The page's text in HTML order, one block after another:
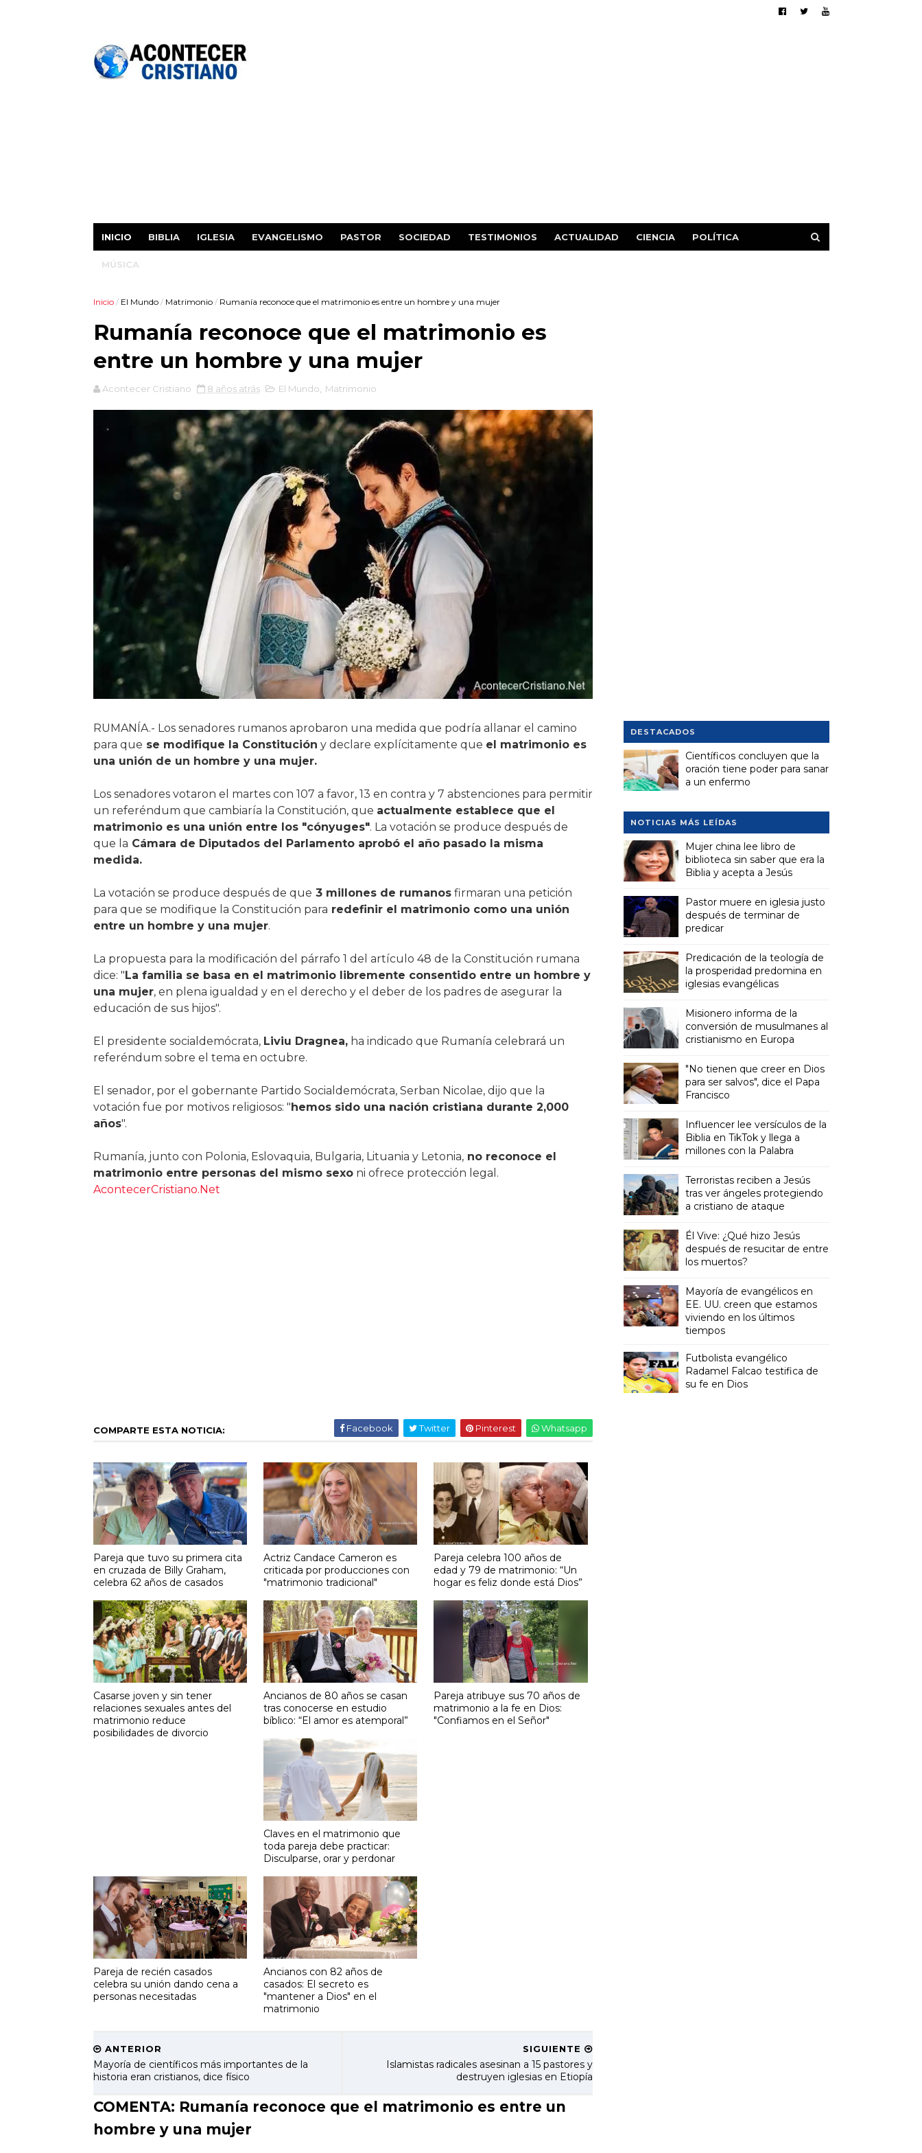
INICIO BIBLIA IGLESIA EVANGELISMO PASTOR SOCIEDAD TESTIMONIOS ACTUALIDAD CIENCIA POLÍTICA
MÚSICA
Inicio / El Mundo / Matrimonio / Rumanía reconoce que el matrimonio es entre un hombre y una mujer
Rumanía reconoce que el matrimonio es
entre un hombre y una mujer
Acontecer Cristiano 8 años atrás El Mundo Matrimonio
RUMANÍA.- Los senadores rumanos aprobaron una medida que podría allanar el camino
para que se modifique la Constitución y declare explícitamente que el matrimonio es
una unión de un hombre y una mujer.
Los senadores votaron el martes con 107 a favor, 13 en contra y 7 abstenciones para permitir
un referéndum que cambiaría la Constitución, que actualmente establece que el
matrimonio es una unión entre los "cónyuges". La votación se produce después de
que la Cámara de Diputados del Parlamento aprobó el año pasado la misma
medida.
La votación se produce después de que 3 millones de rumanosfirmaran una petición
para que se modifique la Constitución para redefinir el matrimonio como una unión
entre un hombre y una mujer.
La propuesta para la modificación del párrafo 1 del artículo 48 de la Constitución rumana
dice: " La familia se basa en el matrimonio libremente consentido entre un hombre y
una mujer, en plena igualdad y en el derecho y el deber de los padres de asegurar la
educación de sus hijos".
El presidente socialdemócrata, Liviu Dragnea,ha indicado que Rumanía celebrará un
referéndum sobre el tema en octubre.
El senador, por el gobernante Partido Socialdemócrata, Serban Nicolae, dijo que la
votación fue por motivos religiosos: " hemos sido una nación cristiana durante 2,000
años".
Rumanía, junto con Polonia, Eslovaquia, Bulgaria, Lituania y Letonia,no reconoce el
matrimonio entre personas del mismo sexoni ofrece protección legal.
AcontecerCristiano.Net
COMPARTE ESTA NOTICIA: Facebook Twitter Pinterest Whatsapp
Pareja que tuvo su primera cita
en cruzada de Billy Graham,
celebra 62 años de casados
Actriz Candace Cameron es
criticada por producciones con
"matrimonio tradicional"
Pareja celebra 100 años de
edad y 79 de matrimonio: “Un
hogar es feliz donde está Dios”
Casarse joven y sin tener
relaciones sexuales antes del
matrimonio reduce
posibilidades de divorcio
Ancianos de 80 años se casan
tras conocerse en estudio
bíblico: “El amor es atemporal”
Pareja atribuye sus 70 años de
matrimonio a la fe en Dios:
"Confiamos en el Señor"
Claves en el matrimonio que
toda pareja debe practicar:
Disculparse, orar y perdonar
Pareja de recién casados
celebra su unión dando cena a
personas necesitadas
Ancianos con 82 años de
casados: El secreto es
"mantener a Dios" en el
matrimonio
SIGUIENTE
Islamistas radicales asesinan a 15 pastores y
destruyen iglesias en Etiopía
ANTERIOR
Mayoría de científicos más importantes de la
historia eran cristianos, dice físico
COMENTA: Rumanía reconoce que el matrimonio es entre un
hombre y una mujer
DESTACADOS
Científicos concluyen que la
oración tiene poder para sanar
a un enfermo
NOTICIAS MÁS LEÍDAS
Mujer china lee libro de
biblioteca sin saber que era la
Biblia y acepta a Jesús
Pastor muere en iglesia justo
después de terminar de
predicar
Predicación de la teología de
la prosperidad predomina en
iglesias evangélicas
Misionero informa de la
conversión de musulmanes al
cristianismo en Europa
"No tienen que creer en Dios
para ser salvos", dice el Papa
Francisco
Influencer lee versículos de la
Biblia en TikTok y llega a
millones con la Palabra
Terroristas reciben a Jesús
tras ver ángeles protegiendo
a cristiano de ataque
Él Vive: ¿Qué hizo Jesús
después de resucitar de entre
los muertos?
Mayoría de evangélicos en
EE. UU. creen que estamos
viviendo en los últimos
tiempos
Futbolista evangélico
Radamel Falcao testifica de
su fe en Dios